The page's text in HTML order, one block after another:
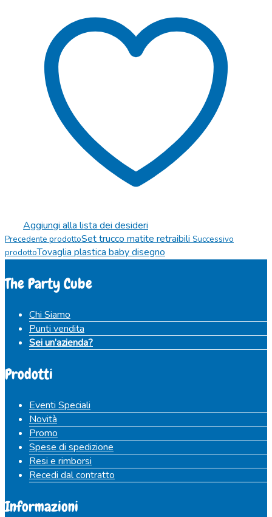
Aggiungi alla lista dei desideri
Precedente prodottoSet trucco matite retraibili Successivo
prodottoTovaglia plastica baby disegno
The Party Cube
Chi Siamo
Punti vendita
Sei un’azienda?
Prodotti
Eventi Speciali
Novità
Promo
Spese di spedizione
Resi e rimborsi
Recedi dal contratto
Informazioni